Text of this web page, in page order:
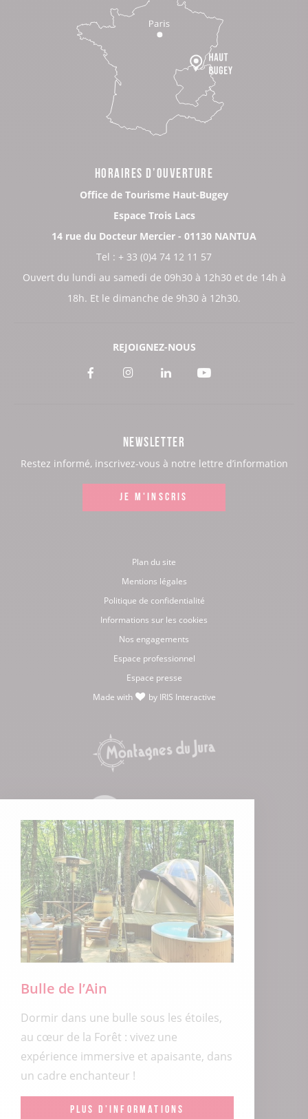
Bulle de l’Ain
Dormir dans une bulle sous les étoiles,
au cœur de la Forêt : vivez une
expérience immersive et apaisante, dans
un cadre enchanteur !
PLUS D'INFORMATIONS
HORAIRES D’OUVERTURE
Office de Tourisme Haut-Bugey
Espace Trois Lacs
14 rue du Docteur Mercier - 01130 NANTUA
Tel : + 33 (0)4 74 12 11 57
Ouvert du lundi au samedi de 09h30 à 12h30 et de 14h à
18h. Et le dimanche de 9h30 à 12h30.
REJOIGNEZ-NOUS
Voir
Facebook
Voir
Instagram
Voir
LinkedIn
Voir
Youtube
NEWSLETTER
Restez informé, inscrivez-vous à notre lettre d’information
JE M'INSCRIS
Plan du site
Mentions légales
Politique de confidentialité
Informations sur les cookies
Nos engagements
Espace professionnel
Espace presse
Made with
by IRIS Interactive